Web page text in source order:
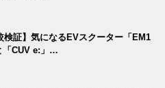
検証】気になるEVスクーター「EM1
「CUV e:」…